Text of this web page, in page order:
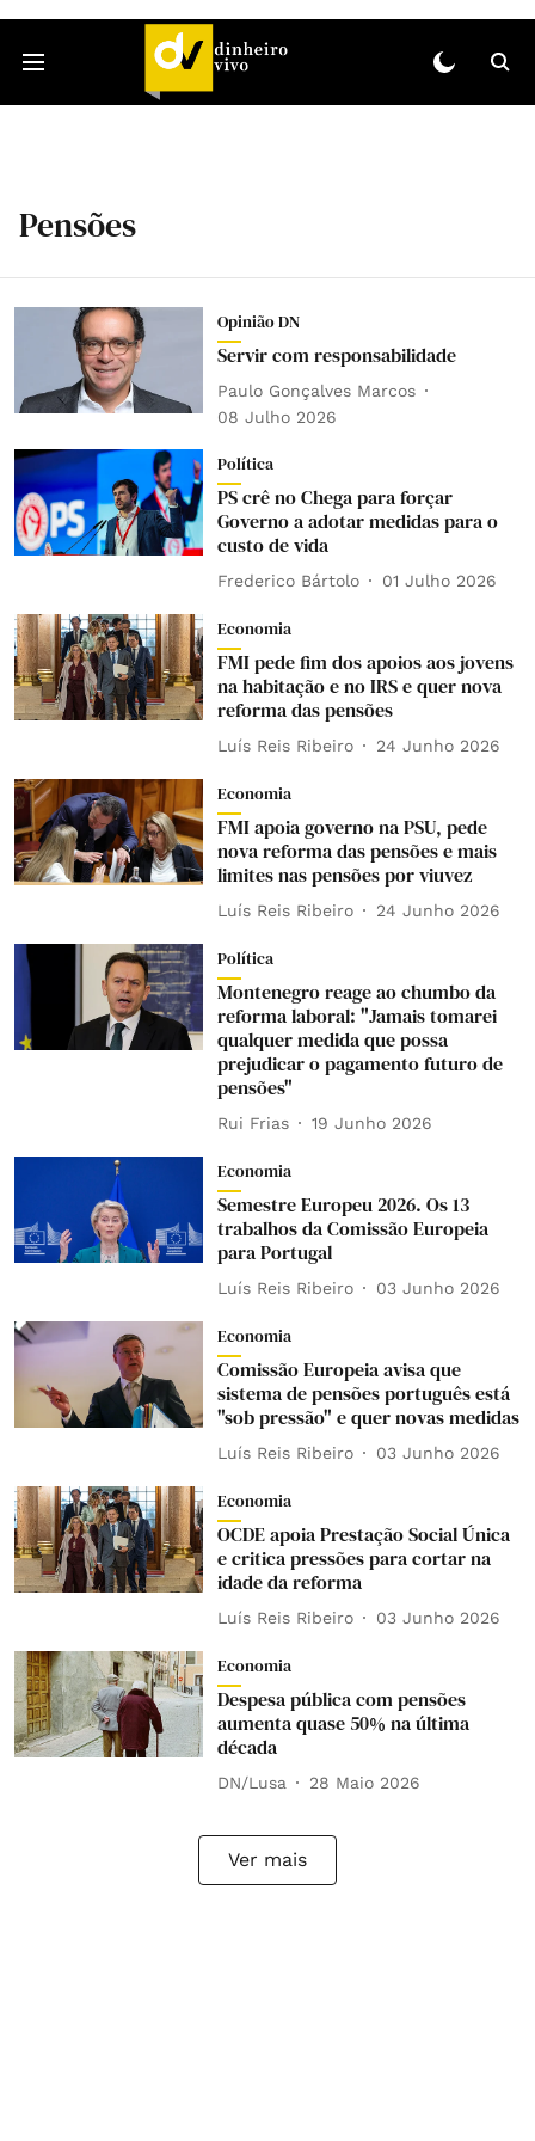
Pensões
Opinião DN
Servir com responsabilidade
Paulo Gonçalves Marcos
08 Julho 2026
Política
PS crê no Chega para forçar
Governo a adotar medidas para o
custo de vida
Frederico Bártolo 01 Julho 2026
Economia
FMI pede fim dos apoios aos jovens
na habitação e no IRS e quer nova
reforma das pensões
Luís Reis Ribeiro 24 Junho 2026
Economia
FMI apoia governo na PSU, pede
nova reforma das pensões e mais
limites nas pensões por viuvez
Luís Reis Ribeiro 24 Junho 2026
Política
Montenegro reage ao chumbo da
reforma laboral: "Jamais tomarei
qualquer medida que possa
prejudicar o pagamento futuro de
pensões"
Rui Frias 19 Junho 2026
Economia
Semestre Europeu 2026. Os 13
trabalhos da Comissão Europeia
para Portugal
Luís Reis Ribeiro 03 Junho 2026
Economia
Comissão Europeia avisa que
sistema de pensões português está
"sob pressão" e quer novas medidas
Luís Reis Ribeiro 03 Junho 2026
Economia
OCDE apoia Prestação Social Única
e critica pressões para cortar na
idade da reforma
Luís Reis Ribeiro 03 Junho 2026
Economia
Despesa pública com pensões
aumenta quase 50% na última
década
DN/Lusa 28 Maio 2026
Ver mais